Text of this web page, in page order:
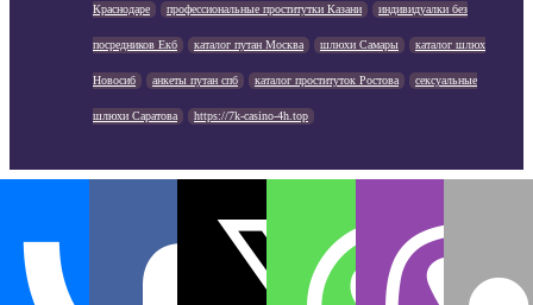
Краснодаре профессиональные проститутки Казани индивидуалки без
посредников Екб каталог путан Москва шлюхи Самары каталог шлюх
Новосиб анкеты путан спб каталог проституток Ростова сексуальные
шлюхи Саратова https://7k-casino-4h.top